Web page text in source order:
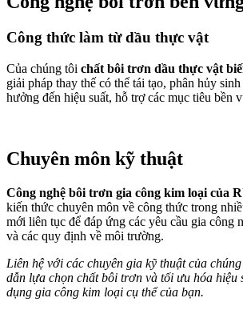
Công thức làm từ dầu thực vật
Của chúng tôi chất bôi trơn dầu thực vật
giải pháp thay thế có thể tái tạo, phân hủy
hưởng đến hiệu suất, hỗ trợ các mục tiêu bền
Chuyên môn kỹ thuật
Công nghệ bôi trơn gia công kim loại của
kiến ​​thức chuyên môn về công thức trong
mới liên tục để đáp ứng các yêu cầu gia công
và các quy định về môi trường.
Liên hệ với các chuyên gia kỹ thuật của
dẫn lựa chọn chất bôi trơn và tối ưu hóa hiệu
dụng gia công kim loại cụ thể của bạn.